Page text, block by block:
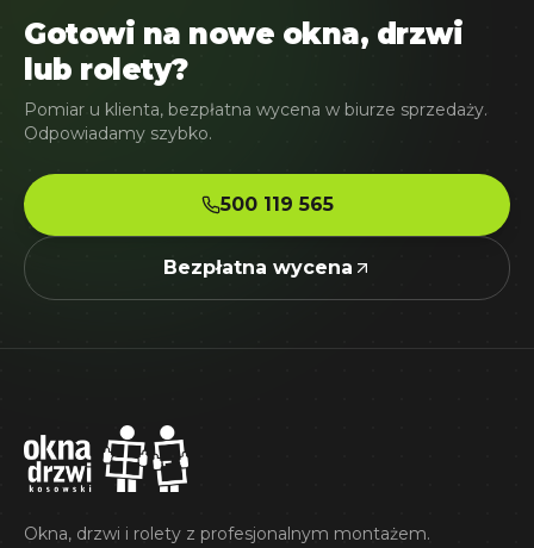
Gotowi na nowe okna, drzwi
lub rolety?
Pomiar u klienta, bezpłatna wycena w biurze sprzedaży.
Odpowiadamy szybko.
500 119 565
Bezpłatna wycena
Okna, drzwi i rolety z profesjonalnym montażem.